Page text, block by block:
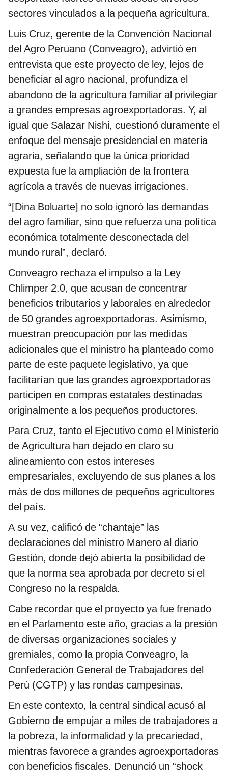
sectores vinculados a la pequeña agricultura.
Luis Cruz, gerente de la Convención Nacional
del Agro Peruano (Conveagro), advirtió en
entrevista que este proyecto de ley, lejos de
beneficiar al agro nacional, profundiza el
abandono de la agricultura familiar al privilegiar
a grandes empresas agroexportadoras. Y, al
igual que Salazar Nishi, cuestionó duramente el
enfoque del mensaje presidencial en materia
agraria, señalando que la única prioridad
expuesta fue la ampliación de la frontera
agrícola a través de nuevas irrigaciones.
“[Dina Boluarte] no solo ignoró las demandas
del agro familiar, sino que refuerza una política
económica totalmente desconectada del
mundo rural”, declaró.
Conveagro rechaza el impulso a la Ley
Chlimper 2.0, que acusan de concentrar
beneficios tributarios y laborales en alrededor
de 50 grandes agroexportadoras. Asimismo,
muestran preocupación por las medidas
adicionales que el ministro ha planteado como
parte de este paquete legislativo, ya que
facilitarían que las grandes agroexportadoras
participen en compras estatales destinadas
originalmente a los pequeños productores.
Para Cruz, tanto el Ejecutivo como el Ministerio
de Agricultura han dejado en claro su
alineamiento con estos intereses
empresariales, excluyendo de sus planes a los
más de dos millones de pequeños agricultores
del país.
A su vez, calificó de “chantaje” las
declaraciones del ministro Manero al diario
Gestión, donde dejó abierta la posibilidad de
que la norma sea aprobada por decreto si el
Congreso no la respalda.
Cabe recordar que el proyecto ya fue frenado
en el Parlamento este año, gracias a la presión
de diversas organizaciones sociales y
gremiales, como la propia Conveagro, la
Confederación General de Trabajadores del
Perú (CGTP) y las rondas campesinas.
En este contexto, la central sindical acusó al
Gobierno de empujar a miles de trabajadores a
la pobreza, la informalidad y la precariedad,
mientras favorece a grandes agroexportadoras
con beneficios fiscales. Denunció un “shock